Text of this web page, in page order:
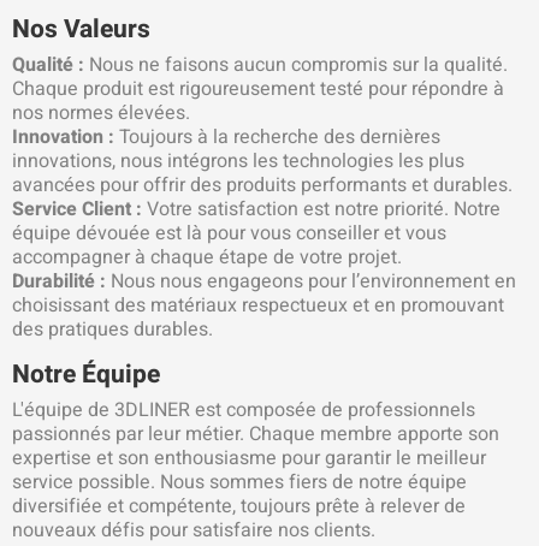
Nos Valeurs
Qualité : Nous ne faisons aucun compromis sur la qualité.
Chaque produit est rigoureusement testé pour répondre à
nos normes élevées.
Innovation : Toujours à la recherche des dernières
innovations, nous intégrons les technologies les plus
avancées pour offrir des produits performants et durables.
Service Client : Votre satisfaction est notre priorité. Notre
équipe dévouée est là pour vous conseiller et vous
accompagner à chaque étape de votre projet.
Durabilité : Nous nous engageons pour l’environnement en
choisissant des matériaux respectueux et en promouvant
des pratiques durables.
Notre Équipe
L'équipe de 3DLINER est composée de professionnels
passionnés par leur métier. Chaque membre apporte son
expertise et son enthousiasme pour garantir le meilleur
service possible. Nous sommes fiers de notre équipe
diversifiée et compétente, toujours prête à relever de
nouveaux défis pour satisfaire nos clients.